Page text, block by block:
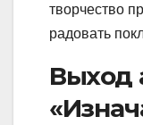
творчество
радовать
Выход